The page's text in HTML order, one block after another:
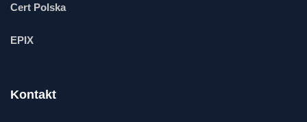
Cert Polska
EPIX
Kontakt